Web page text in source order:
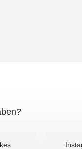
Post Likes